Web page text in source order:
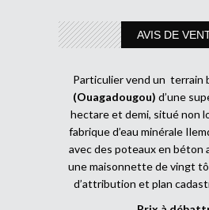
AVIS DE
Particulier vend un terrain
(Ouagadougou) d’une
hectare et demi, situé non
fabrique d’eau minérale
avec des poteaux en béton
une maisonnette de vingt
d’attribution et plan